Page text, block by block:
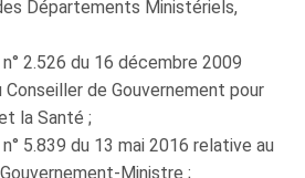
Départements Ministériels,
2.526 du 16 décembre 2009
de Gouvernement pour
la Santé ;
5.839 du 13 mai 2016 relative au
Ministre ;